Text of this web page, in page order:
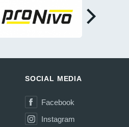
SOCIAL MEDIA
Facebook
Instagram